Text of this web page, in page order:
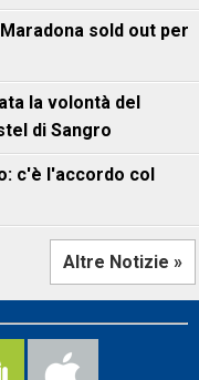
sold out per
la volontà del
di Sangro
c'è l'accordo col
Altre Notizie »